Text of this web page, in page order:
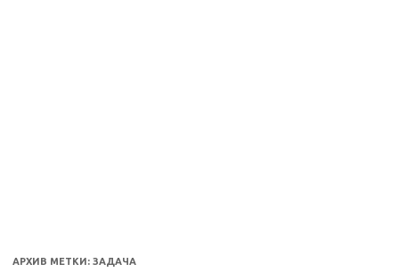
АРХИВ МЕТКИ: ЗАДАЧА